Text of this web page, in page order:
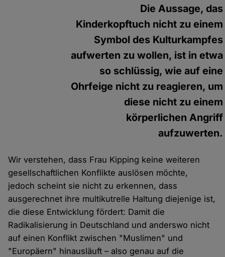
Die Aussage, das
Kinderkopftuch nicht zu einem
Symbol des Kulturkampfes
aufwerten zu wollen, ist in etwa
so schlüssig, wie auf eine
Ohrfeige nicht zu reagieren, um
diese nicht zu einem
körperlichen Angriff
aufzuwerten.
Wir verstehen, dass Frau Kipping keine weiteren
gesellschaftlichen Konflikte auslösen möchte,
jedoch scheint sie nicht zu erkennen, dass
ausgerechnet ihre multikutrelle Haltung diejenige ist,
die diese Entwicklung fördert: Damit die
Radikalisierung in Deutschland und anderswo nicht
auf einen Konflikt zwischen "Muslimen" und
"Europäern" hinausläuft – also genau auf die